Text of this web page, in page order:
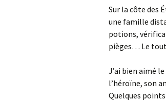
Sur la côte des
une famille
potions,
pièges… Le
J’ai bien aimé
l’héroïne, son
Quelques